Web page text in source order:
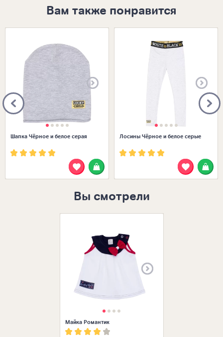
Вам также понравится
Шапка Чёрное и белое серая Лосины Чёрное и белое серые
Вы смотрели
Майка Романтик